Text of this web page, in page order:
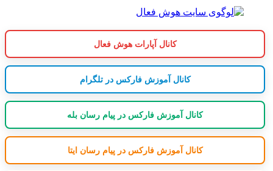
کانال آپارات هوش فعال
کانال آموزش فارکس در تلگرام
کانال آموزش فارکس در پیام رسان بله
کانال آموزش فارکس در پیام رسان ایتا